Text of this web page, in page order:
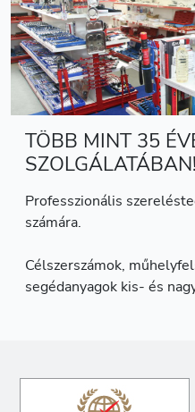
TÖBB MINT 35
SZOLGÁLATÁBAN!
Professzionális
számára.
Célszerszámok,
segédanyagok kis- és